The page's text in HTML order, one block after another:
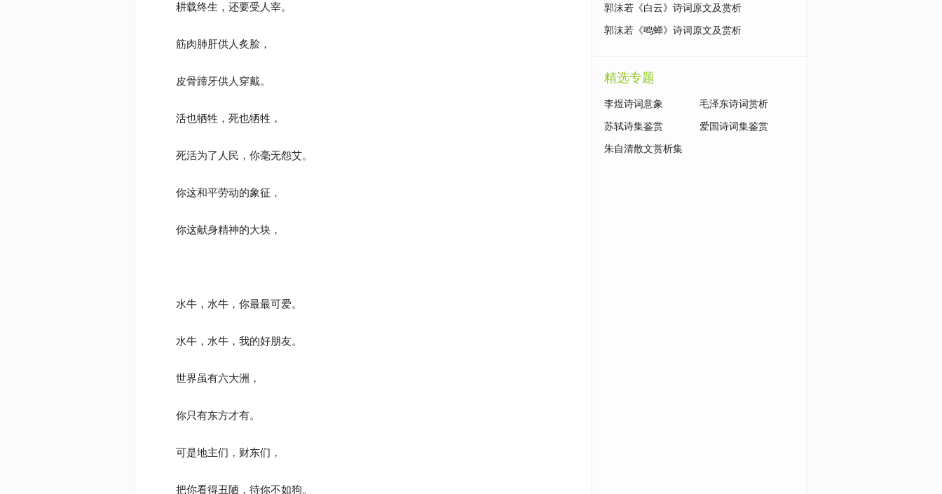
耕载终生，还要受人宰。
筋肉肺肝供人炙脍，
皮骨蹄牙供人穿戴。
活也牺牲，死也牺牲，
死活为了人民，你毫无怨艾。
你这和平劳动的象征，
你这献身精神的大块，
水牛，水牛，你最最可爱。
水牛，水牛，我的好朋友。
世界虽有六大洲，
你只有东方才有。
可是地主们，财东们，
把你看得丑陋，待你不如狗。
郭沫若《白云》诗词原文及赏析
郭沫若《鸣蝉》诗词原文及赏析
精选专题
李煜诗词意象 毛泽东诗词赏析
苏轼诗集鉴赏 爱国诗词集鉴赏
朱自清散文赏析集